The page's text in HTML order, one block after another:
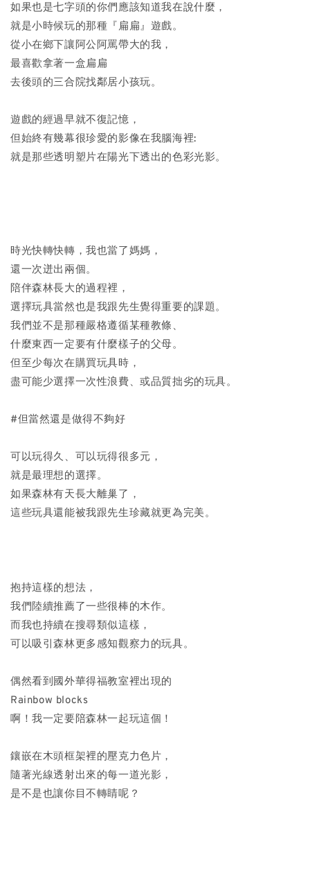
如果也是七字頭的你們應該知道我在說什麼，
就是小時候玩的那種『扁扁』遊戲。
從小在鄉下讓阿公阿罵帶大的我，
最喜歡拿著一盒扁扁
去後頭的三合院找鄰居小孩玩。
遊戲的經過早就不復記憶，
但始終有幾幕很珍愛的影像在我腦海裡:
就是那些透明塑片在陽光下透出的色彩光影。
時光快轉快轉，我也當了媽媽，
還一次迸出兩個。
陪伴森林長大的過程裡，
選擇玩具當然也是我跟先生覺得重要的課題。
我們並不是那種嚴格遵循某種教條、
什麼東西一定要有什麼樣子的父母。
但至少每次在購買玩具時，
盡可能少選擇一次性浪費、或品質拙劣的玩具。
#但當然還是做得不夠好
可以玩得久、可以玩得很多元，
就是最理想的選擇。
如果森林有天長大離巢了，
這些玩具還能被我跟先生珍藏就更為完美。
抱持這樣的想法，
我們陸續推薦了一些很棒的木作。
而我也持續在搜尋類似這樣，
可以吸引森林更多感知觀察力的玩具。
偶然看到國外華得福教室裡出現的
Rainbow blocks
啊！我一定要陪森林一起玩這個！
鑲嵌在木頭框架裡的壓克力色片，
隨著光線透射出來的每一道光影，
是不是也讓你目不轉睛呢？